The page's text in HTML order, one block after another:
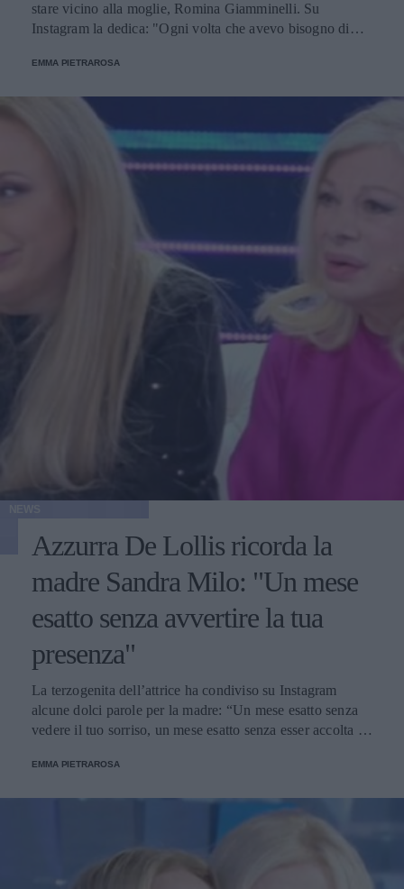
stare vicino alla moglie, Romina Giamminelli. Su
Instagram la dedica: "Ogni volta che avevo bisogno di
EMMA PIETRAROSA
Azzurra De Lollis ricorda la
madre Sandra Milo: "Un mese
esatto senza avvertire la tua
presenza"
La terzogenita dell’attrice ha condiviso su Instagram
alcune dolci parole per la madre: “Un mese esatto senza
vedere il tuo sorriso, un mese esatto senza esser accolta da
EMMA PIETRAROSA